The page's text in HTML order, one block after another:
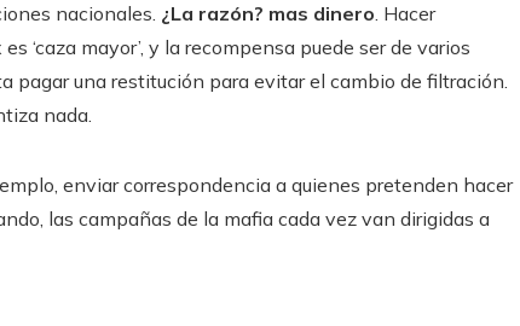
nacionales. ¿La razón? mas dinero. Hacer
‘caza mayor’, y la recompensa puede ser de varios
pagar una restitución para evitar el cambio de filtración.
nada.
enviar correspondencia a quienes pretenden hacer
las campañas de la mafia cada vez van dirigidas a